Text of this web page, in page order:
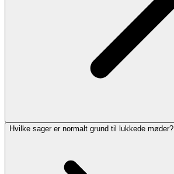
Hvilke sager er normalt grund til lukkede møder?